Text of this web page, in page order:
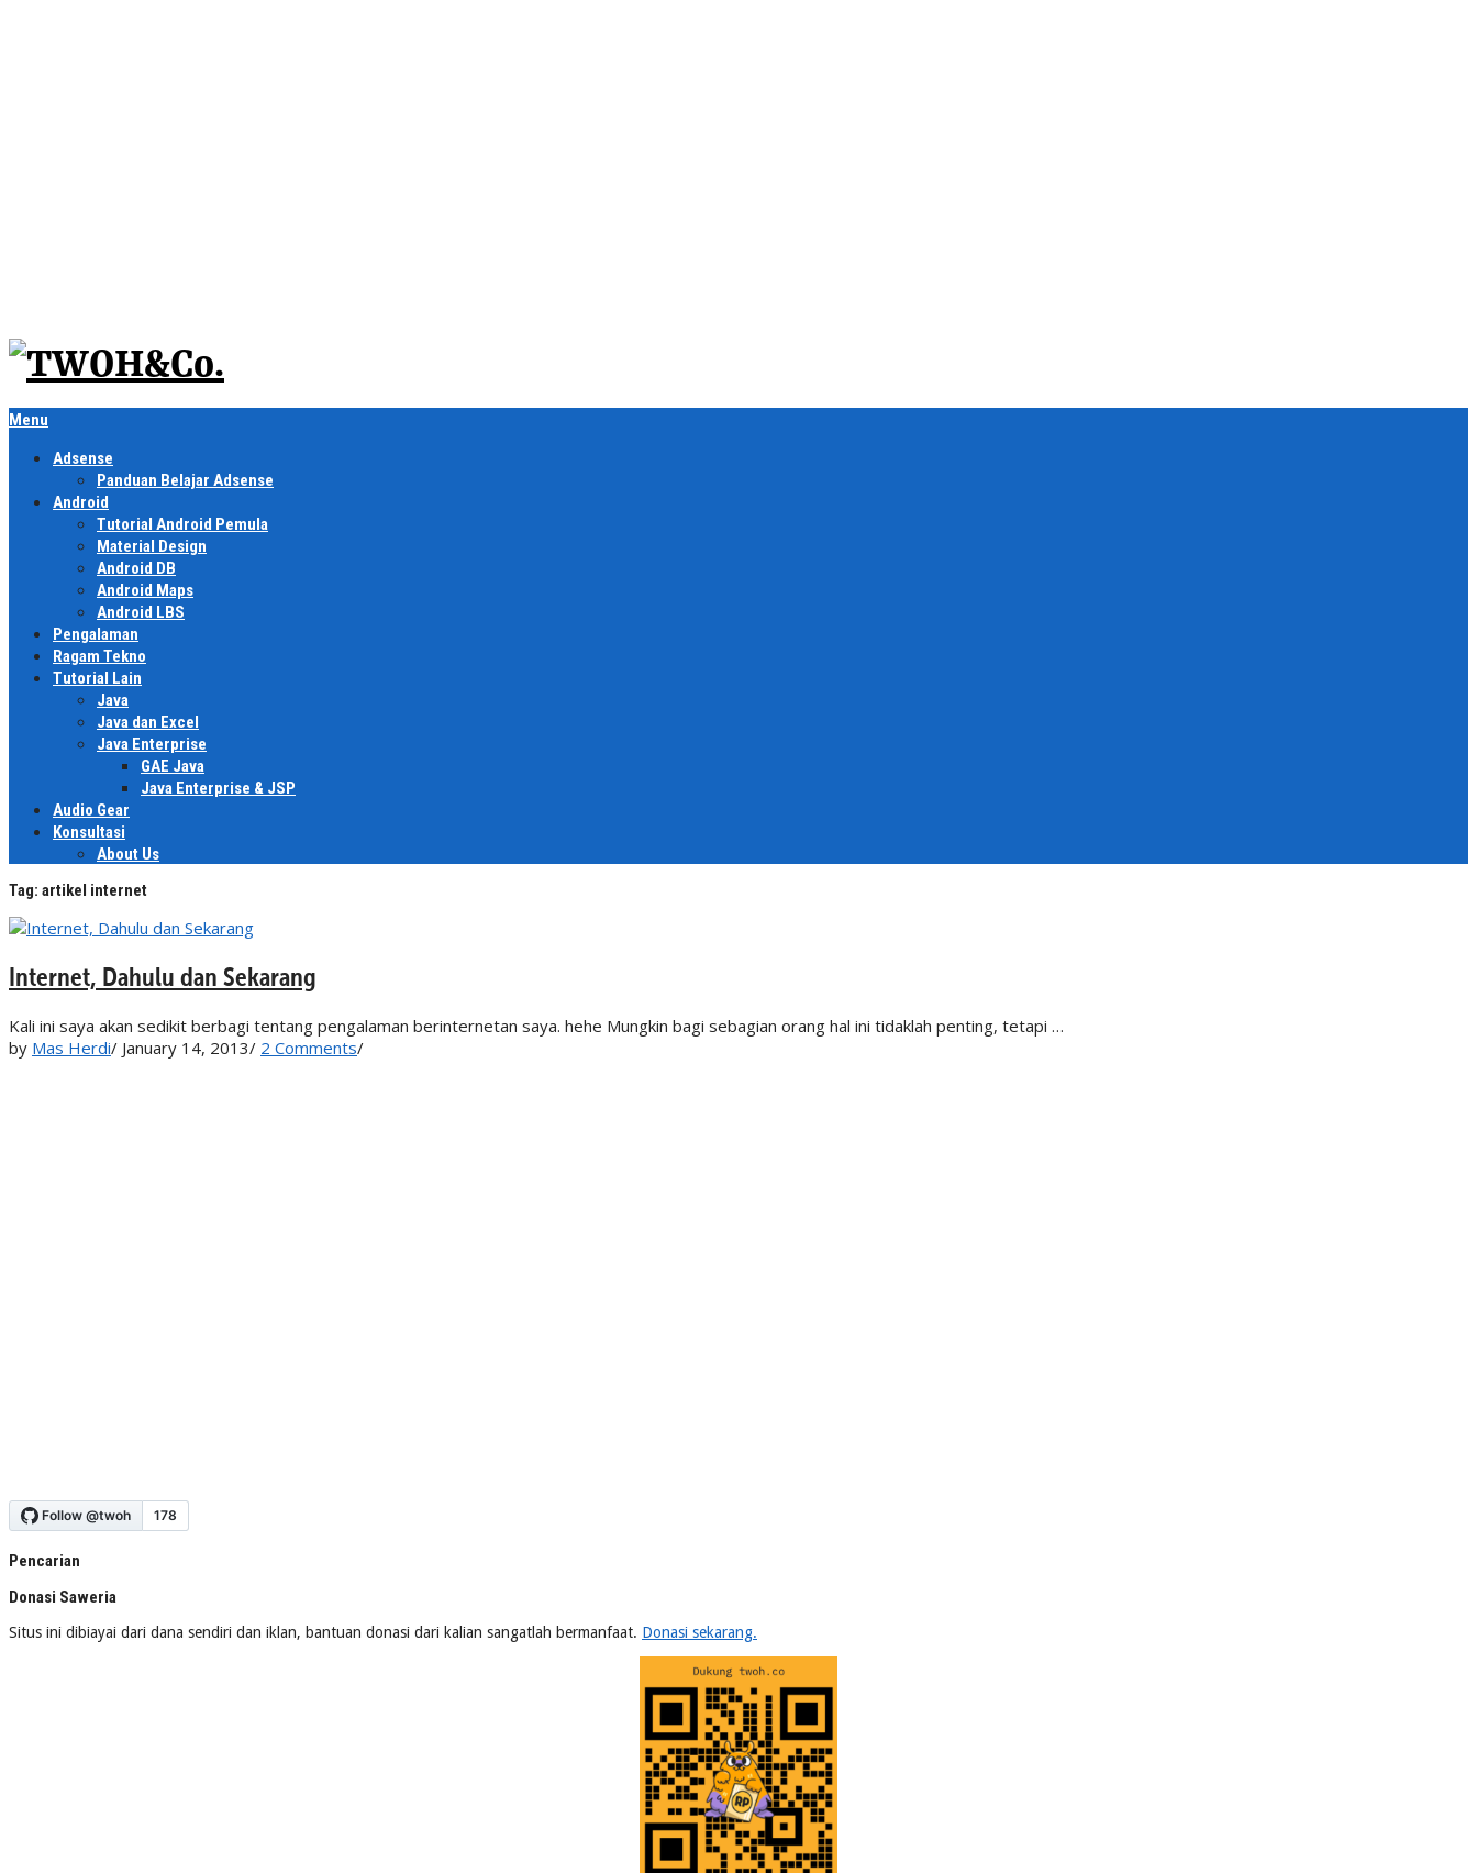
Menu
Adsense
Panduan Belajar Adsense
Android
Tutorial Android Pemula
Material Design
Android DB
Android Maps
Android LBS
Pengalaman
Ragam Tekno
Tutorial Lain
Java
Java dan Excel
Java Enterprise
GAE Java
Java Enterprise & JSP
Audio Gear
Konsultasi
About Us
Tag: artikel internet
Internet, Dahulu dan Sekarang
Kali ini saya akan sedikit berbagi tentang pengalaman berinternetan saya. hehe Mungkin bagi sebagian orang hal ini tidaklah penting, tetapi …
by Mas Herdi/ January 14, 2013/ 2 Comments/
Pencarian
Donasi Saweria
Situs ini dibiayai dari dana sendiri dan iklan, bantuan donasi dari kalian sangatlah bermanfaat. Donasi sekarang.